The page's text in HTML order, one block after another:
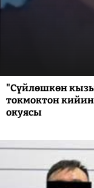
"Сүйлөшкөн
токмоктон
окуясы